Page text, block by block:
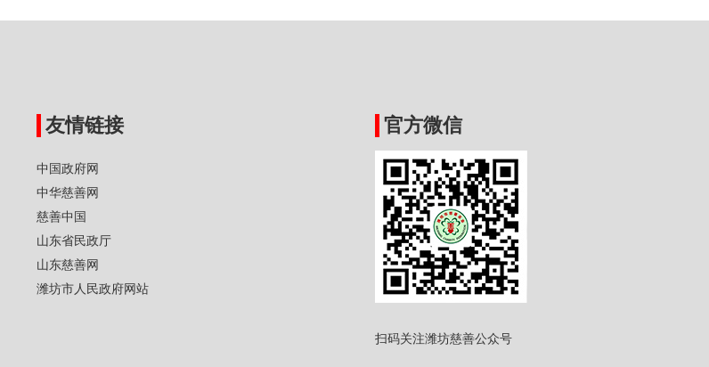
友情链接
中国政府网
中华慈善网
慈善中国
山东省民政厅
山东慈善网
潍坊市人民政府网站
官方微信
扫码关注潍坊慈善公众号